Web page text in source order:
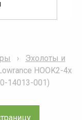
Эхолоты и
HOOK2-4x
14013-001)